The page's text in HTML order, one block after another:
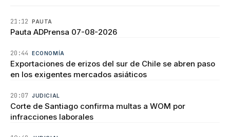
21:12 PAUTA
Pauta ADPrensa 07-08-2026
20:44 ECONOMÍA
Exportaciones de erizos del sur de Chile se abren paso
en los exigentes mercados asiáticos
20:07 JUDICIAL
Corte de Santiago confirma multas a WOM por
infracciones laborales